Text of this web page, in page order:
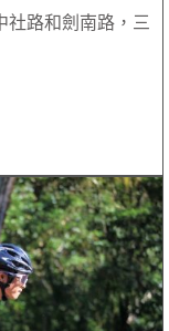
社路和劍南路，三